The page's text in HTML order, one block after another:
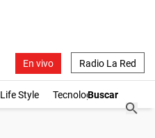
En vivo Radio La Red
Life Style Tecnología